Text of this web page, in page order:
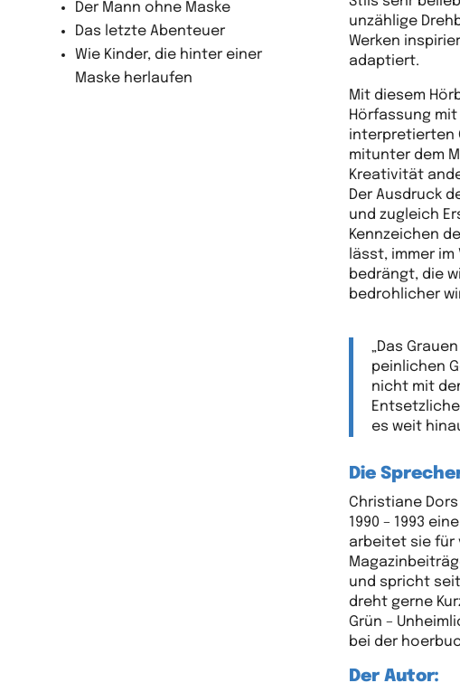
Der Mann ohne Maske
Das letzte Abenteuer
Wie Kinder, die hinter einer
Maske herlaufen
unzählige
Werken
adaptiert.
Mit diesem
Hörfassung
interpretierten
mitunter dem
Kreativität
Der Ausdruck
und zugleich
Kennzeichen
lässt, immer
bedrängt, die
bedrohlicher
„Das
peinlichen
nicht mit
es weit
Die
Christiane
1990 – 1993
arbeitet sie für
und spricht
dreht gerne
Grün –
bei der
Der Autor: